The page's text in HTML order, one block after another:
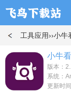
工具应用››小牛
小牛
版本：
系统：
更新时